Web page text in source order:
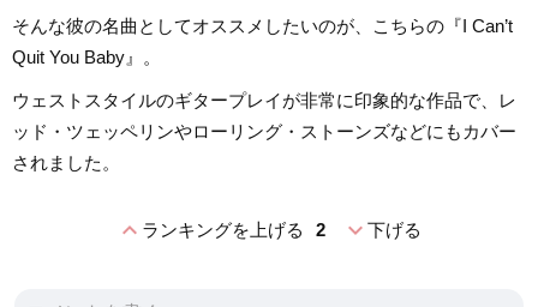
そんな彼の名曲としてオススメしたいのが、こちらの『I Can’t
Quit You Baby』。
ウェストスタイルのギタープレイが非常に印象的な作品で、レ
ッド・ツェッペリンやローリング・ストーンズなどにもカバー
されました。
expand_lessランキングを上げる 2 expand_more下げる